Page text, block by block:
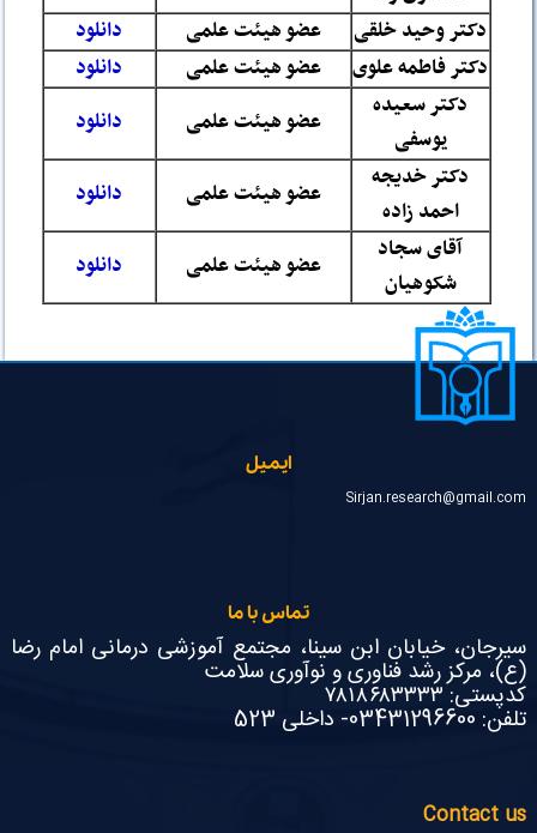
دکتر وحید خلقی
عضو هیئت علمی
دانلود
دکتر فاطمه علوی
عضو هیئت علمی
دانلود
دکتر سعیده
یوسفی
عضو هیئت علمی
دانلود
دکتر خدیجه
احمد زاده
عضو هیئت علمی
دانلود
آقای سجاد
شکوهیان
عضو هیئت علمی دانلود
ایمیل
Sirjan.research@gmail.com
تماس با ما
سیرجان، خیابان ابن سینا، مجتمع آموزشی درمانی امام رضا
(ع)، مرکز رشد فناوری و نوآوری سلامت
کدپستی: ۷۸۱۸۶۸۳۳۳۳
تلفن: 03431296600- داخلی 523
Contact us